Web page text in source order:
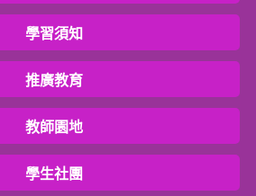
學習須知
推廣教育
教師園地
學生社團